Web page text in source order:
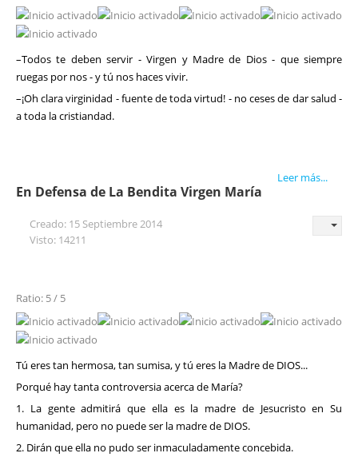
–Todos te deben servir - Virgen y Madre de Dios - que siempre
ruegas por nos - y tú nos haces vivir.
–¡Oh clara virginidad - fuente de toda virtud! - no ceses de dar salud -
a toda la cristiandad.
Leer más...
En Defensa de La Bendita Virgen María
Creado: 15 Septiembre 2014
Visto: 14211
Ratio: 5 / 5
Tú eres tan hermosa, tan sumisa, y tú eres la Madre de DIOS...
Porqué hay tanta controversia acerca de María?
1. La gente admitirá que ella es la madre de Jesucristo en Su
humanidad, pero no puede ser la madre de DIOS.
2. Dirán que ella no pudo ser inmaculadamente concebida.